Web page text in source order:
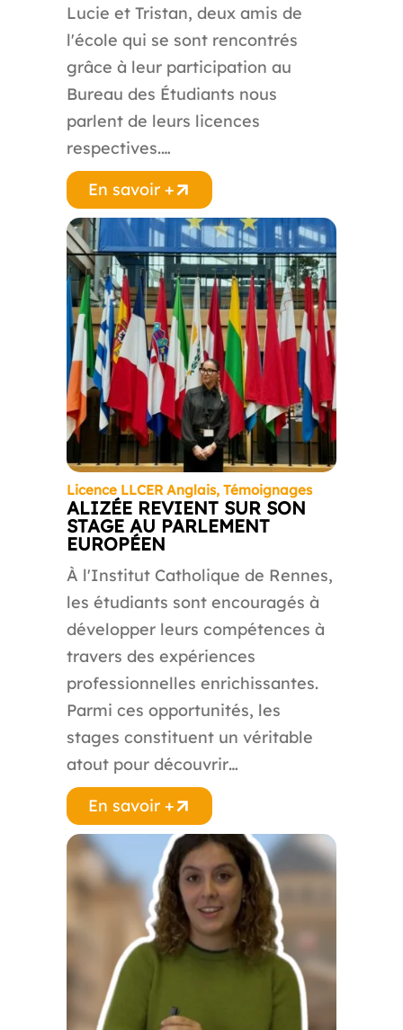
Lucie et Tristan, deux amis de
l'école qui se sont rencontrés
grâce à leur participation au
Bureau des Étudiants nous
parlent de leurs licences
respectives.…
En savoir +
Licence LLCER Anglais, Témoignages
ALIZÉE REVIENT SUR SON
STAGE AU PARLEMENT
EUROPÉEN
À l'Institut Catholique de Rennes,
les étudiants sont encouragés à
développer leurs compétences à
travers des expériences
professionnelles enrichissantes.
Parmi ces opportunités, les
stages constituent un véritable
atout pour découvrir…
En savoir +